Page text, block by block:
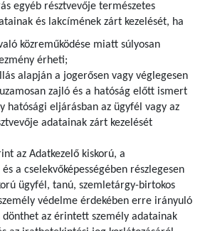
egyéb résztvevője természetes
és lakcímének zárt kezelését, ha
közreműködése miatt súlyosan
érheti;
alapján a jogerősen vagy véglegesen
zajló és a hatóság előtt ismert
hatósági eljárásban az ügyfél vagy az
adatainak zárt kezelését
az Adatkezelő kiskorú, a
a cselekvőképességében részlegesen
ügyfél, tanú, szemletárgy-birtokos
védelme érdekében erre irányuló
az érintett személy adatainak